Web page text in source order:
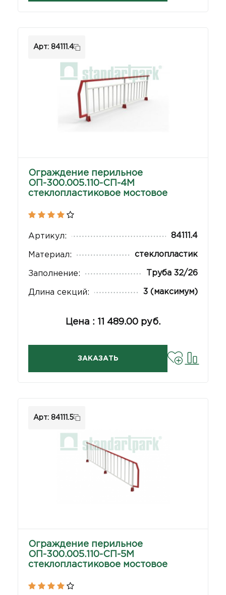
Арт: 84111.4
Ограждение перильное
ОП-300.005.110-СП-4М
стеклопластиковое мостовое
Артикул: 84111.4
Материал: стеклопластик
Заполнение: Труба 32/26
Длина секций: 3 (максимум)
Цена : 11 489.00 руб.
ЗАКАЗАТЬ
Арт: 84111.5
Ограждение перильное
ОП-300.005.110-СП-5М
стеклопластиковое мостовое